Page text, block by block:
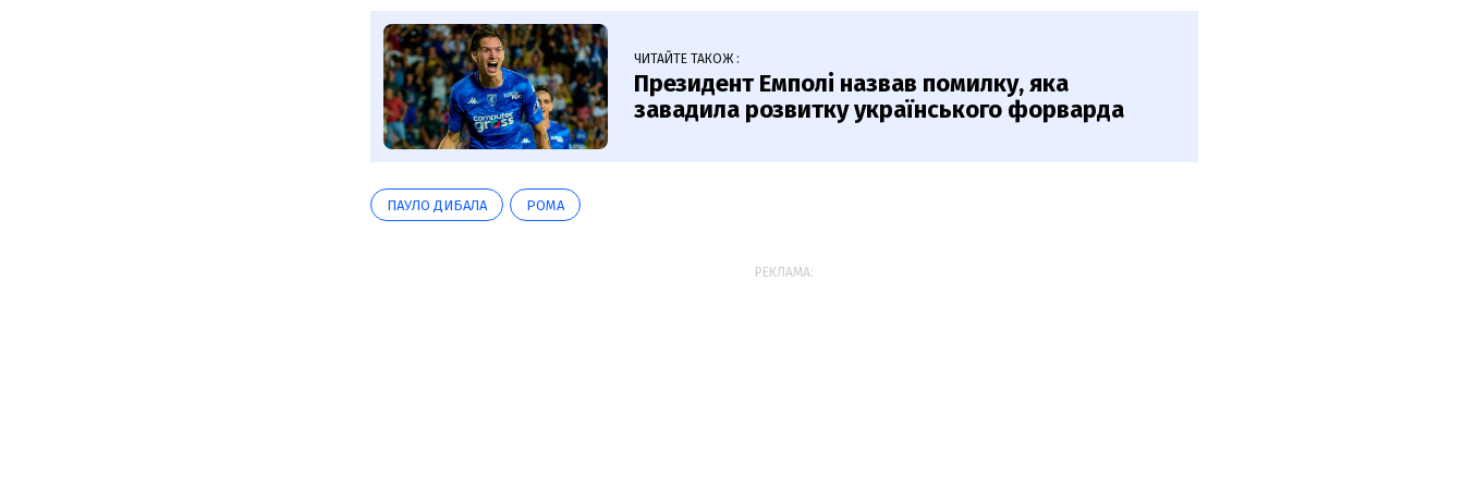
ЧИТАЙТЕ ТАКОЖ :
Президент Емполі назвав помилку, яка
завадила розвитку українського форварда
ПАУЛО ДИБАЛА РОМА
РЕКЛАМА: